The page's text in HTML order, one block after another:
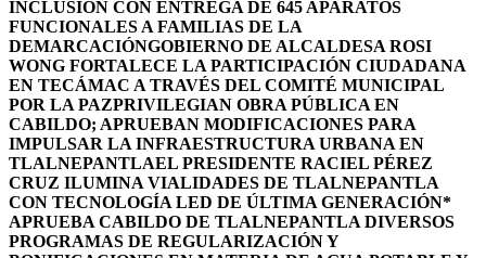
INCLUSIÓN CON ENTREGA DE 645 APARATOS
FUNCIONALES A FAMILIAS DE LA
DEMARCACIÓNGOBIERNO DE ALCALDESA ROSI
WONG FORTALECE LA PARTICIPACIÓN CIUDADANA
EN TECÁMAC A TRAVÉS DEL COMITÉ MUNICIPAL
POR LA PAZPRIVILEGIAN OBRA PÚBLICA EN
CABILDO; APRUEBAN MODIFICACIONES PARA
IMPULSAR LA INFRAESTRUCTURA URBANA EN
TLALNEPANTLAEL PRESIDENTE RACIEL PÉREZ
CRUZ ILUMINA VIALIDADES DE TLALNEPANTLA
CON TECNOLOGÍA LED DE ÚLTIMA GENERACIÓN*
APRUEBA CABILDO DE TLALNEPANTLA DIVERSOS
PROGRAMAS DE REGULARIZACIÓN Y